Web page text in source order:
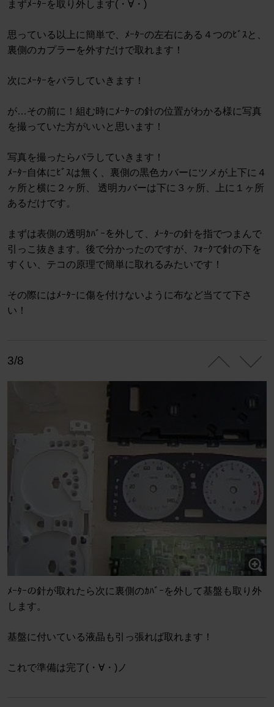
まずﾒｰﾀｰを取り外します(・∀・)
思っている以上に簡単で、ﾒｰﾀｰの左右にある４つのﾋﾞｽと、
裏側のカプラーを外すだけで取れます！
次にﾒｰﾀｰをバラしていきます！
が…その前に！組む時にﾒｰﾀｰの針の位置がわかる様に写真
を撮っていた方がいいと思います！
写真を撮ったらバラしていきます！
ﾒｰﾀｰ自体にﾋﾞｽは無く、裏側の黒色カバーにツメが上下に４
ヶ所と横に２ヶ所、 透明カバーは下に３ヶ所、上に１ヶ所
あるだけです。
まずは表側の透明ｶﾊﾞｰを外して、ﾒｰﾀｰの針を指でつまんで
引っこ抜きます。後で分かったのですが、ﾌｫｰｸで針の下を
すくい、テコの原理で簡単に取れるみたいです！
その際にはﾒｰﾀｰに傷を付けないように布など当てて下さ
い！
3/8
ﾒｰﾀｰの針が取れたら次に裏側のｶﾊﾞｰを外して基盤も取り外
します。
基盤に付いている液晶も引っ張れば取れます！
これで準備は完了(・∀・)ノ